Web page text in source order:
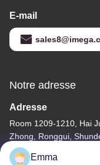
E-mail
Notre adresse
Adresse
Room 1209-1210, Hai
Zhong, Ronggui,
Télégramme
Emma